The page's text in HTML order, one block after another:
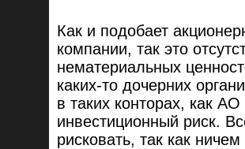
Как и подобает
компании, так это
нематериальных
каких-то дочерних
в таких конторах, как
инвестиционный риск.
рисковать, так как